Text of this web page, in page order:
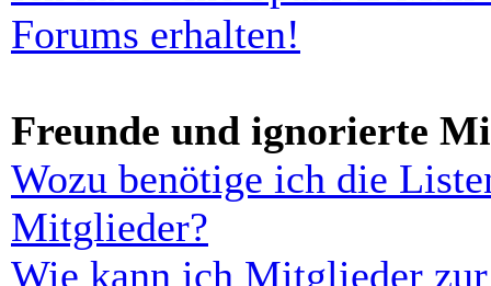
Forums erhalten!
Freunde und ignorierte
Wozu benötige ich die
Mitglieder?
Wie kann ich Mitglieder